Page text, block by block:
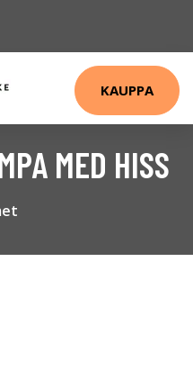
KAUPPA
MED HISS